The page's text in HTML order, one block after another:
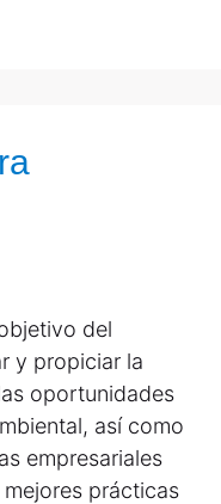
del
y propiciar la
oportunidades
así como
empresariales
prácticas